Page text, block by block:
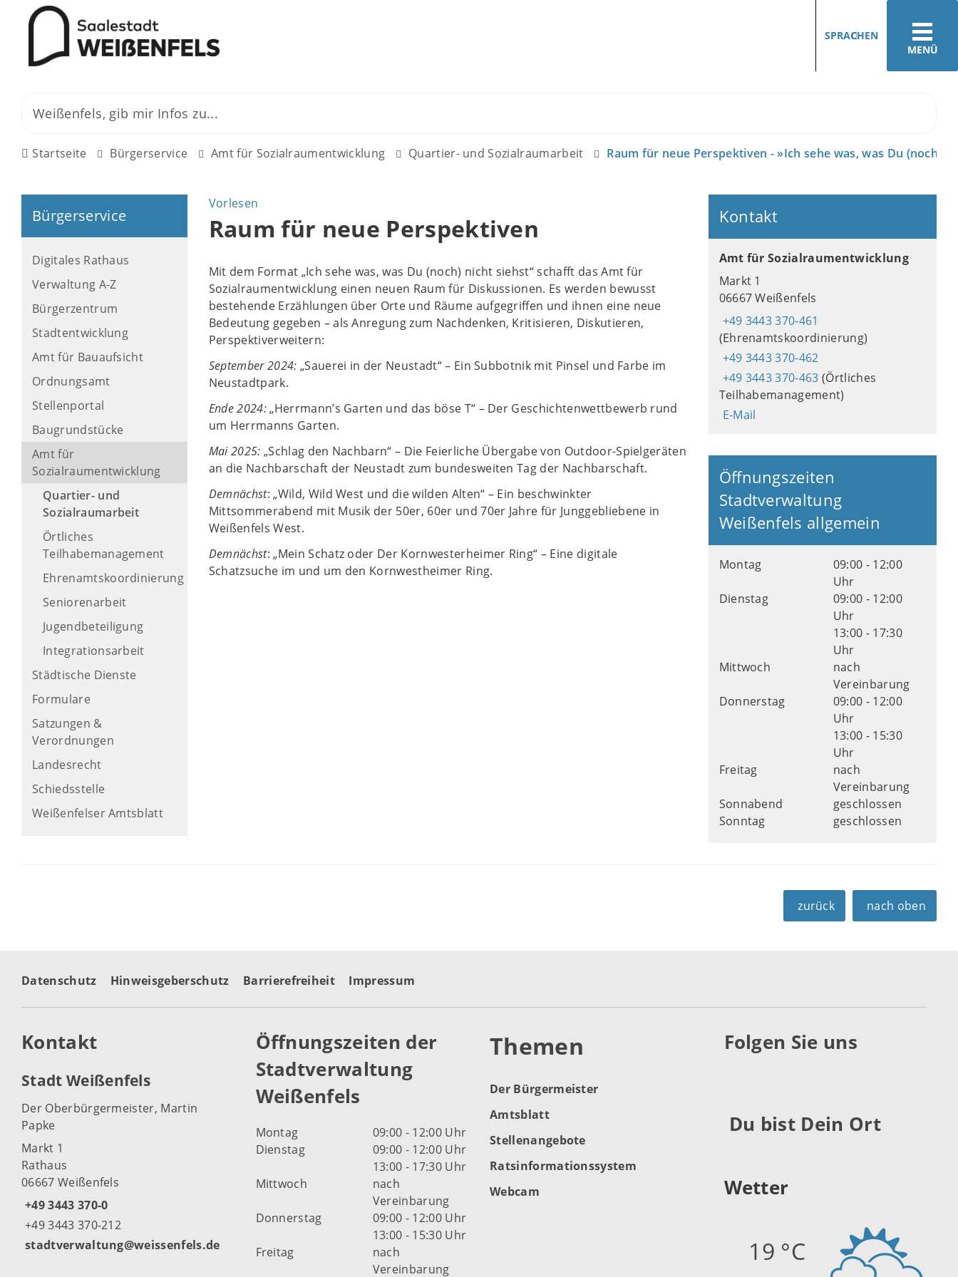
MENÜ
SPRACHEN
Startseite Bürgerservice Amt für Sozialraumentwicklung Quartier- und Sozialraumarbeit Raum für neue Perspektiven - »Ich sehe was, was Du (noch)
Bürgerservice
Digitales Rathaus
Verwaltung A-Z
Bürgerzentrum
Stadtentwicklung
Amt für Bauaufsicht
Ordnungsamt
Stellenportal
Baugrundstücke
Amt für
Sozialraumentwicklung
Quartier- und
Sozialraumarbeit
Örtliches
Teilhabemanagement
Ehrenamtskoordinierung
Seniorenarbeit
Jugendbeteiligung
Integrationsarbeit
Städtische Dienste
Formulare
Satzungen &
Verordnungen
Landesrecht
Schiedsstelle
Weißenfelser Amtsblatt
Vorlesen
Raum für neue Perspektiven
Mit dem Format „Ich sehe was, was Du (noch) nicht siehst“ schafft das Amt für
Sozialraumentwicklung einen neuen Raum für Diskussionen. Es werden bewusst
bestehende Erzählungen über Orte und Räume aufgegriffen und ihnen eine neue
Bedeutung gegeben – als Anregung zum Nachdenken, Kritisieren, Diskutieren,
Perspektiverweitern:
September 2024: „Sauerei in der Neustadt“ – Ein Subbotnik mit Pinsel und Farbe im
Neustadtpark.
Ende 2024:„Herrmann’s Garten und das böse T“ – Der Geschichtenwettbewerb rund
um Herrmanns Garten.
Mai 2025: „Schlag den Nachbarn“ – Die Feierliche Übergabe von Outdoor-Spielgeräten
an die Nachbarschaft der Neustadt zum bundesweiten Tag der Nachbarschaft.
Demnächst: „Wild, Wild West und die wilden Alten“ – Ein beschwinkter
Mittsommerabend mit Musik der 50er, 60er und 70er Jahre für Junggebliebene in
Weißenfels West.
Demnächst: „Mein Schatz oder Der Kornwesterheimer Ring“ – Eine digitale
Schatzsuche im und um den Kornwestheimer Ring.
Kontakt
Amt für Sozialraumentwicklung
Markt 1
06667 Weißenfels
+49 3443 370-461
(Ehrenamtskoordinierung)
+49 3443 370-462
+49 3443 370-463 (Örtliches
Teilhabemanagement)
E-Mail
Öffnungszeiten
Stadtverwaltung
Weißenfels allgemein
Montag
09:00 - 12:00
Uhr
Dienstag
09:00 - 12:00
Uhr
13:00 - 17:30
Uhr
Mittwoch
nach
Vereinbarung
Donnerstag
09:00 - 12:00
Uhr
13:00 - 15:30
Uhr
Freitag
nach
Vereinbarung
Sonnabend
geschlossen
Sonntag
geschlossen
zurück nach oben
Datenschutz Hinweisgeberschutz Barrierefreiheit Impressum
Kontakt
Stadt Weißenfels
Der Oberbürgermeister, Martin
Papke
Markt 1
Rathaus
06667 Weißenfels
+49 3443 370-0
+49 3443 370-212
stadtverwaltung@weissenfels.de
Öffnungszeiten der
Stadtverwaltung
Weißenfels
Montag
09:00 - 12:00 Uhr
Dienstag
09:00 - 12:00 Uhr
13:00 - 17:30 Uhr
Mittwoch
nach
Vereinbarung
Donnerstag
09:00 - 12:00 Uhr
13:00 - 15:30 Uhr
Freitag
nach
Vereinbarung
Themen
Der Bürgermeister
Amtsblatt
Stellenangebote
Ratsinformationssystem
Webcam
Folgen Sie uns
Du bist Dein Ort
Wetter
19 °C